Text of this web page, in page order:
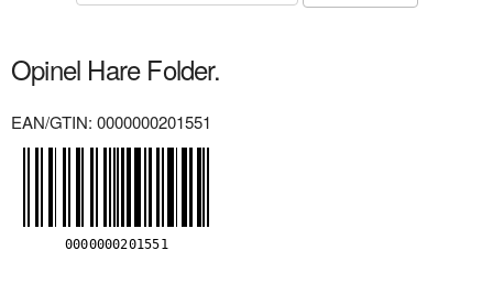
Opinel Hare Folder.
EAN/GTIN: 0000000201551